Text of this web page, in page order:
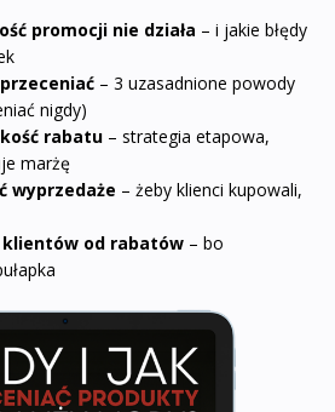
promocji nie działa – i jakie błędy
– 3 uzasadnione powody
nigdy)
rabatu – strategia etapowa,
marżę
wyprzedaże – żeby klienci kupowali,
klientów od rabatów – bo